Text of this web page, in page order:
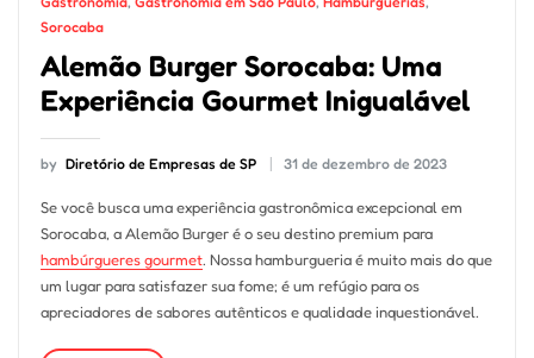
Sorocaba
Alemão Burger Sorocaba: Uma
Experiência Gourmet Inigualável
by Diretório de Empresas de SP 31 de dezembro de 2023
Se você busca uma experiência gastronômica excepcional em
Sorocaba, a Alemão Burger é o seu destino premium para
hambúrgueres gourmet. Nossa hamburgueria é muito mais do que
um lugar para satisfazer sua fome; é um refúgio para os
apreciadores de sabores autênticos e qualidade inquestionável.